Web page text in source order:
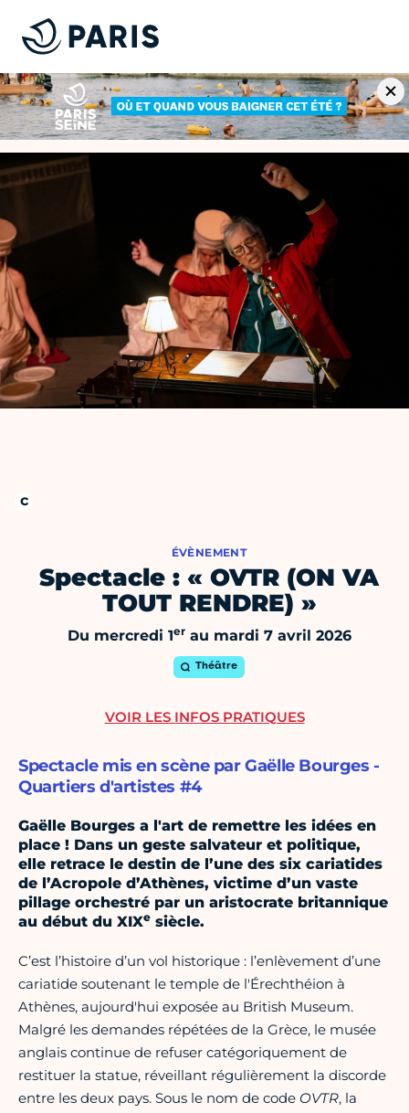
ÉVÈNEMENT
Spectacle : « OVTR (ON VA
TOUT RENDRE) »
Du mercredi 1erau mardi 7 avril 2026
Théâtre
Spectacle mis en scène par Gaëlle Bourges -
Quartiers d'artistes #4
Gaëlle Bourges a l'art de remettre les idées en
place ! Dans un geste salvateur et politique,
elle retrace le destin de l’une des six cariatides
de l’Acropole d’Athènes, victime d’un vaste
pillage orchestré par un aristocrate britannique
au début du XIXe siècle.
C’est l’histoire d’un vol historique : l’enlèvement d’une
cariatide soutenant le temple de l'Érechthéion à
Athènes, aujourd'hui exposée au British Museum.
Malgré les demandes répétées de la Grèce, le musée
anglais continue de refuser catégoriquement de
restituer la statue, réveillant régulièrement la discorde
entre les deux pays. Sous le nom de code OVTR, la
VOIR LES INFOS PRATIQUES